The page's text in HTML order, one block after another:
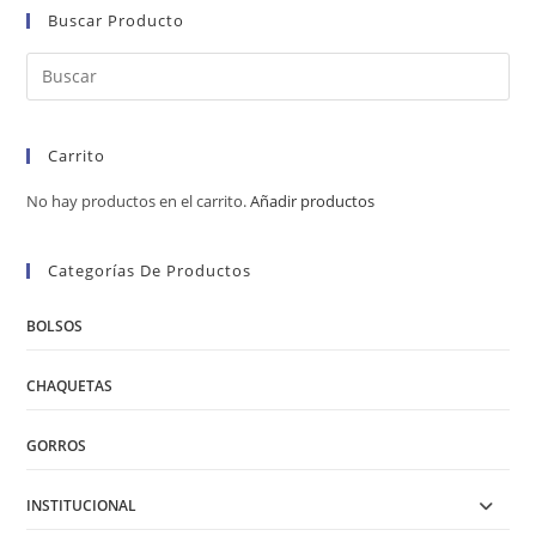
Buscar Producto
Carrito
No hay productos en el carrito.Añadir productos
Categorías De Productos
BOLSOS
CHAQUETAS
GORROS
INSTITUCIONAL